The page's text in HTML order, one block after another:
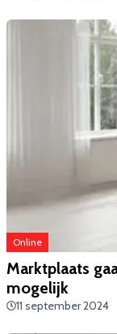
Online
Marktplaats
mogelijk
11 september 2024